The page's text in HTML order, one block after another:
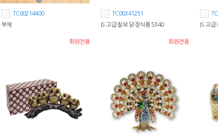
TC00214400
부채
회원전용
TC00341251
IS 고급 칠보 닭 장식품 5340
회원전용
IS 고급